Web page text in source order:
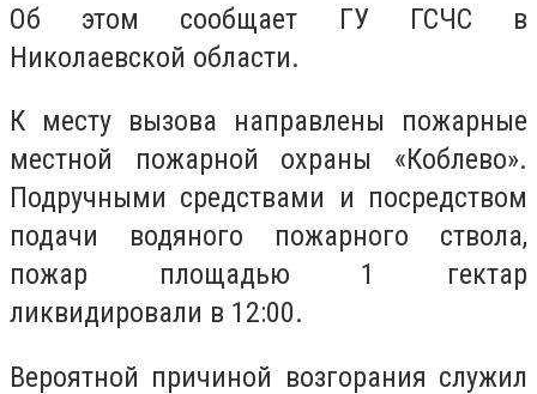
Об этом сообщает ГУ ГСЧС в
Николаевской области.
К месту вызова направлены пожарные
местной пожарной охраны «Коблево».
Подручными средствами и посредством
подачи водяного пожарного ствола,
пожар площадью 1 гектар
ликвидировали в 12:00.
Вероятной причиной возгорания служил